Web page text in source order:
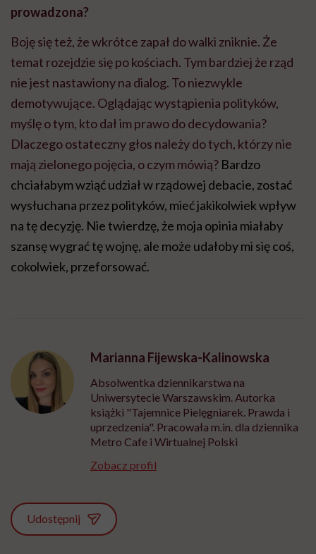
prowadzona?
Boję się też, że wkrótce zapał do walki zniknie. Że
temat rozejdzie się po kościach. Tym bardziej że rząd
nie jest nastawiony na dialog. To niezwykle
demotywujące. Oglądając wystąpienia polityków,
myślę o tym, kto dał im prawo do decydowania?
Dlaczego ostateczny głos należy do tych, którzy nie
mają zielonego pojęcia, o czym mówią? Bardzo
chciałabym wziąć udział w rządowej debacie, zostać
wysłuchana przez polityków, mieć jakikolwiek wpływ
na tę decyzję. Nie twierdzę, że moja opinia miałaby
szansę wygrać tę wojnę, ale może udałoby mi się coś,
cokolwiek, przeforsować.
Marianna Fijewska-Kalinowska
Absolwentka dziennikarstwa na
Uniwersytecie Warszawskim. Autorka
książki "Tajemnice Pielęgniarek. Prawda i
uprzedzenia". Pracowała m.in. dla dziennika
Metro Cafe i Wirtualnej Polski
Zobacz profil
Udostępnij